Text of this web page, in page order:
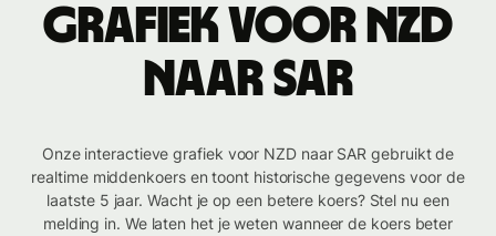
Grafiek voor NZD
naar SAR
Onze interactieve grafiek voor NZD naar SAR gebruikt de
realtime middenkoers en toont historische gegevens voor de
laatste 5 jaar. Wacht je op een betere koers? Stel nu een
melding in. We laten het je weten wanneer de koers beter